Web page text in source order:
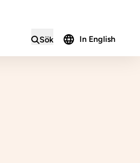
Sök In English